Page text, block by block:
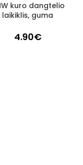
kuro dangtelio
laikiklis, guma
4.90€